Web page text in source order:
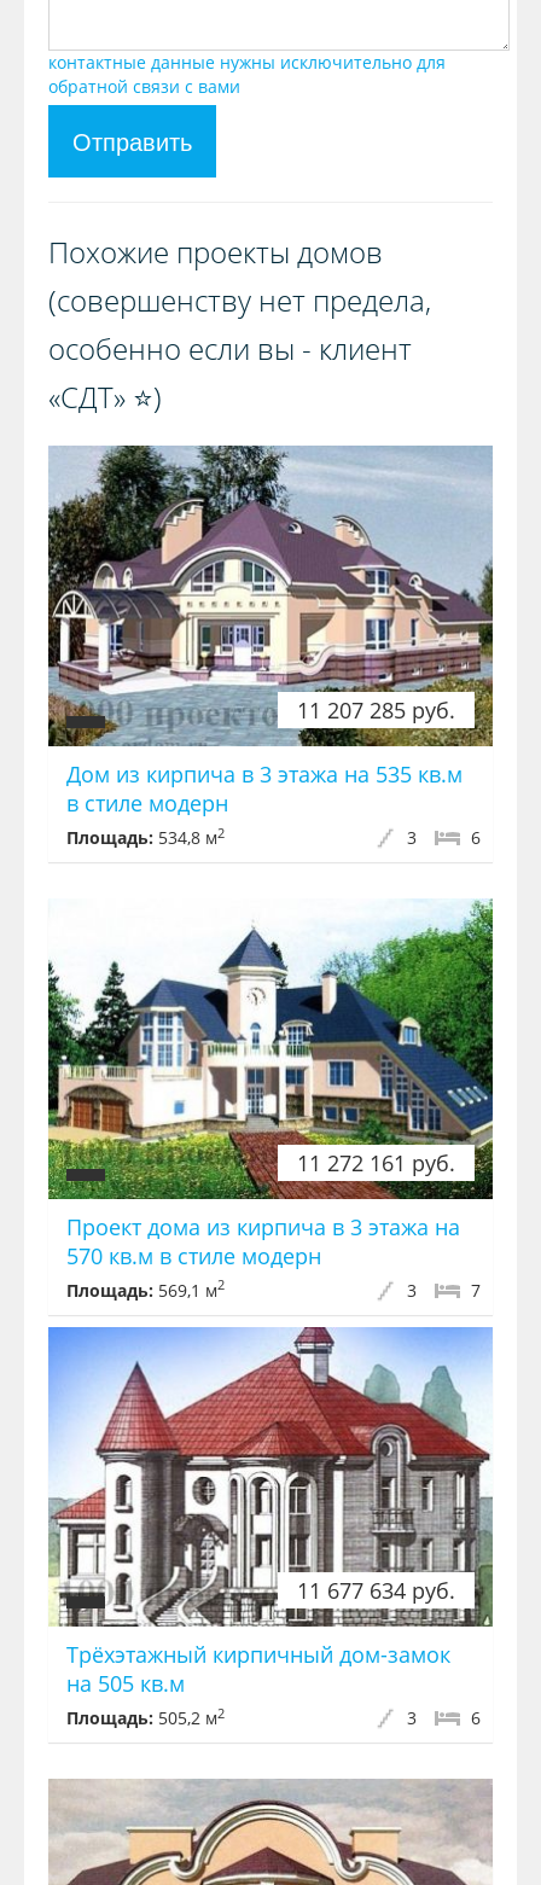
контактные данные нужны исключительно для
обратной связи с вами
Отправить
Похожие проекты домов
(совершенству нет предела,
особенно если вы - клиент
«СДТ» ⭐️)️
11 207 285 руб.
Дом из кирпича в 3 этажа на 535 кв.м
в стиле модерн
Площадь: 534,8 м2 6
3
11 272 161 руб.
Проект дома из кирпича в 3 этажа на
570 кв.м в стиле модерн
Площадь: 569,1 м2 7
3
11 677 634 руб.
Трёхэтажный кирпичный дом-замок
на 505 кв.м
Площадь: 505,2 м2 6
3